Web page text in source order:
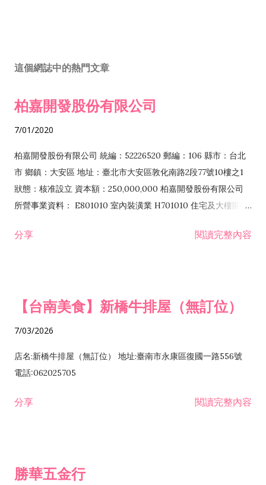
這個網誌中的熱門文章
柏嘉開發股份有限公司
7/01/2020
柏嘉開發股份有限公司 統編：52226520 郵編：106 縣市：台北
市 鄉鎮：大安區 地址：臺北市大安區敦化南路2段77號10樓之1
狀態：核准設立 資本額：250,000,000 柏嘉開發股份有限公司
所營事業資料： E801010 室內裝潢業 H701010 住宅及大樓開發
發業 H703090 不動產買賣業 H703100 不動產租賃業 I503010
分享 閱讀完整內容
【台南美食】新橋牛排屋（無訂位）
7/03/2026
店名:新橋牛排屋（無訂位） 地址:臺南市永康區復國一路556號
電話:062025705
分享 閱讀完整內容
勝華五金行